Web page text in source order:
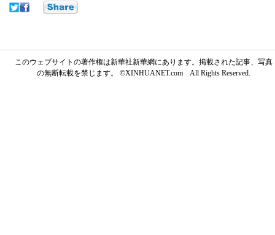
このウェブサイトの著作権は新華社新華網にあります。掲載された記事、写真
の無断転載を禁じます。 ©XINHUANET.com All Rights Reserved.